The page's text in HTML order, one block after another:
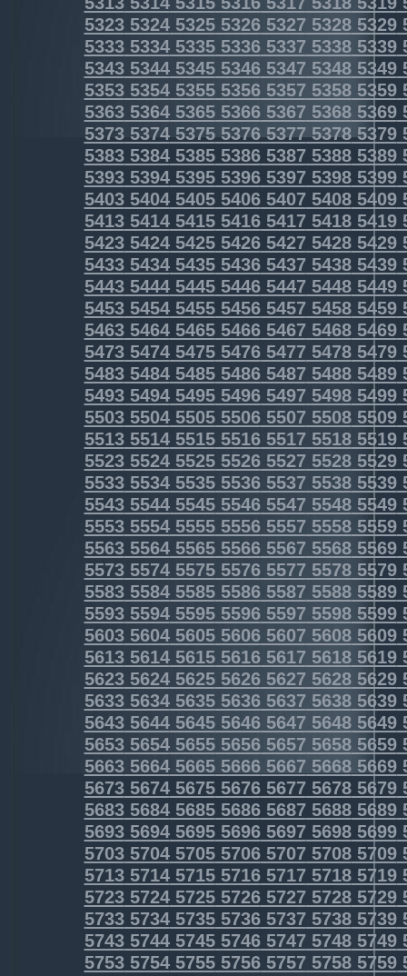
53235324532553265327 53285329
53335334533553365337 53385339
53435344534553465347 53485349
53535354535553565357 53585359
53635364536553665367 53685369
5373537453755376537753785379
5383538453855386538753885389
5393539453955396539753985399
5403540454055406540754085409
5413541454155416541754185419
5423542454255426542754285429
5433543454355436543754385439
5443544454455446544754485449
5453545454555456545754585459
5463546454655466546754685469
5473547454755476547754785479
5483548454855486548754885489
5493549454955496549754985499
55035504550555065507 55085509
55135514551555165517 55185519
55235524552555265527 55285529
55335534553555365537 55385539
55435544554555465547 55485549
55535554555555565557 55585559
55635564556555665567 55685569
55735574557555765577 55785579
55835584558555865587 55885589
55935594559555965597 55985599
56035604560556065607 56085609
56135614561556165617 56185619
56235624562556265627 56285629
56335634563556365637 56385639
56435644564556465647 56485649
56535654565556565657 56585659
56635664566556665667 56685669
5673567456755676567756785679
5683568456855686568756885689
5693569456955696569756985699
5703570457055706570757085709
5713571457155716571757185719
5723572457255726572757285729
5733573457355736573757385739
5743574457455746574757485749
5753575457555756575757585759